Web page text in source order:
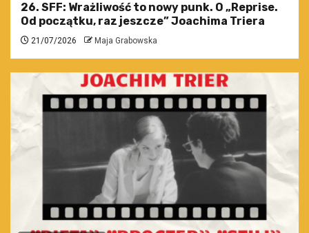
26. SFF: Wrażliwość to nowy punk. O „Reprise.
Od początku, raz jeszcze” Joachima Triera
21/07/2026 Maja Grabowska